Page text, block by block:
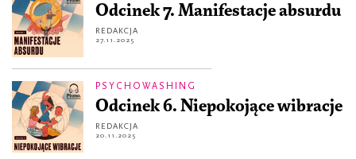
Odcinek 7. Manifestacje absurdu
REDAKCJA
27.11.2025
PSYCHOWASHING
Odcinek 6. Niepokojące wibracje
REDAKCJA
20.11.2025